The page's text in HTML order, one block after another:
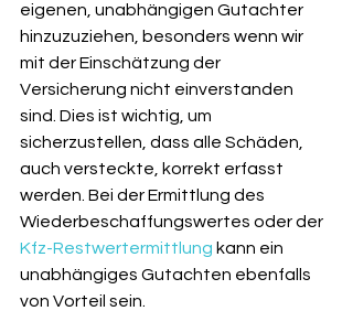
eigenen, unabhängigen Gutachter
hinzuzuziehen, besonders wenn wir
mit der Einschätzung der
Versicherung nicht einverstanden
sind. Dies ist wichtig, um
sicherzustellen, dass alle Schäden,
auch versteckte, korrekt erfasst
werden. Bei der Ermittlung des
Wiederbeschaffungswertes oder der
Kfz-Restwertermittlung kann ein
unabhängiges Gutachten ebenfalls
von Vorteil sein.